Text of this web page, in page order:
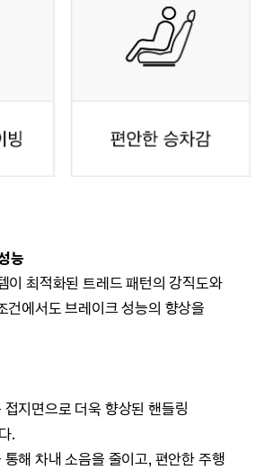
능
이 최적화된 트레드 패턴의 강직도와
건에서도브레이크 성능의 향상을
지면으로 더욱 향상된 핸들링
.
해 차내 소음을 줄이고, 편안한 주행